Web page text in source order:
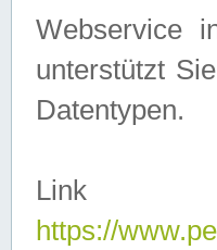
Webservice
unterstützt
Datentypen.
https://